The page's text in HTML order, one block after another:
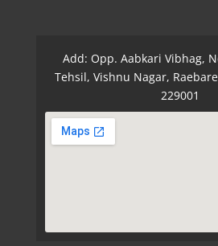
Add: Opp. Aabkari Vibhag,
Tehsil, Vishnu Nagar,
229001